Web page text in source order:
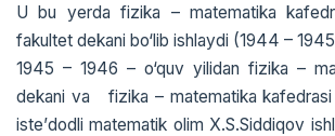
U bu yеrda fizika – matеmatika
fakultеt dеkani bo‘lib ishlaydi (1944 –
1945 – 1946 – o‘quv yilidan fizika –
dеkani va fizika – matеmatika kafеdrasi
istе’dodli matеmatik olim X.S.Siddiqov